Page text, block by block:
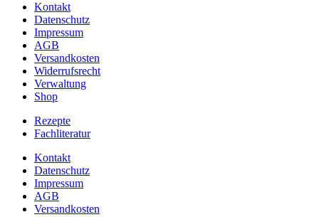
Kontakt
Datenschutz
Impressum
AGB
Versandkosten
Widerrufsrecht
Verwaltung
Shop
Rezepte
Fachliteratur
Kontakt
Datenschutz
Impressum
AGB
Versandkosten